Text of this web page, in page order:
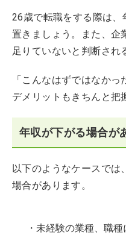
26歳で転職をする際は
置きましょう。また、企
足りていないと判断され
「こんなはずではなかっ
デメリットもきちんと把
年収が下がる場合が
以下のようなケースでは
場合があります。
・未経験の業種、職